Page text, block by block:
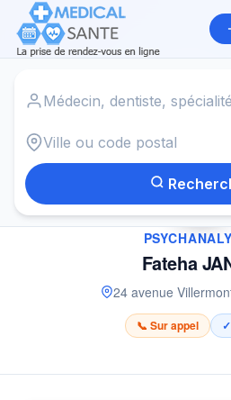
Fateha
24 avenue
📞 Sur appel